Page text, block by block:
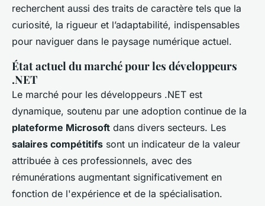
recherchent aussi des traits de caractère tels que la
curiosité, la rigueur et l’adaptabilité, indispensables
pour naviguer dans le paysage numérique actuel.
État actuel du marché pour les développeurs
.NET
Le marché pour les développeurs .NET est
dynamique, soutenu par une adoption continue de la
plateforme Microsoft dans divers secteurs. Les
salaires compétitifs sont un indicateur de la valeur
attribuée à ces professionnels, avec des
rémunérations augmentant significativement en
fonction de l'expérience et de la spécialisation.